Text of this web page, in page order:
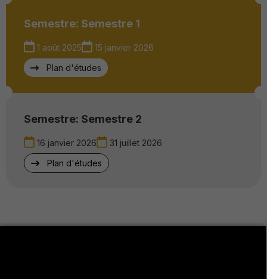
Semestre: Semestre 1
1 août 2025
15 janvier 2026
Plan d'études
Semestre: Semestre 2
16 janvier 2026
31 juillet 2026
Plan d'études